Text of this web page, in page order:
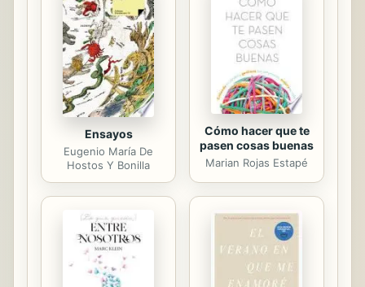
algunas de las obras de arte más
importantes de nuestros
tiempos.Aparece Tolstoi que se
aprovechó de ...
Ensayos
Eugenio María De
Hostos Y Bonilla
Cómo hacer que te
pasen cosas buenas
Marian Rojas Estapé